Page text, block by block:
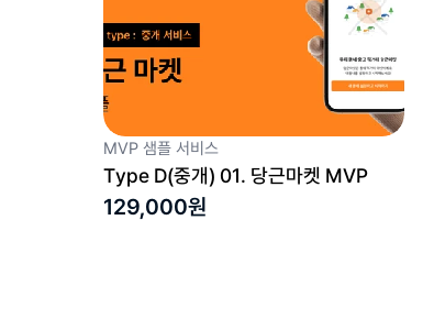
MVP 샘플 서비스
Type D(중개) 01. 당근마켓 MVP
129,000원